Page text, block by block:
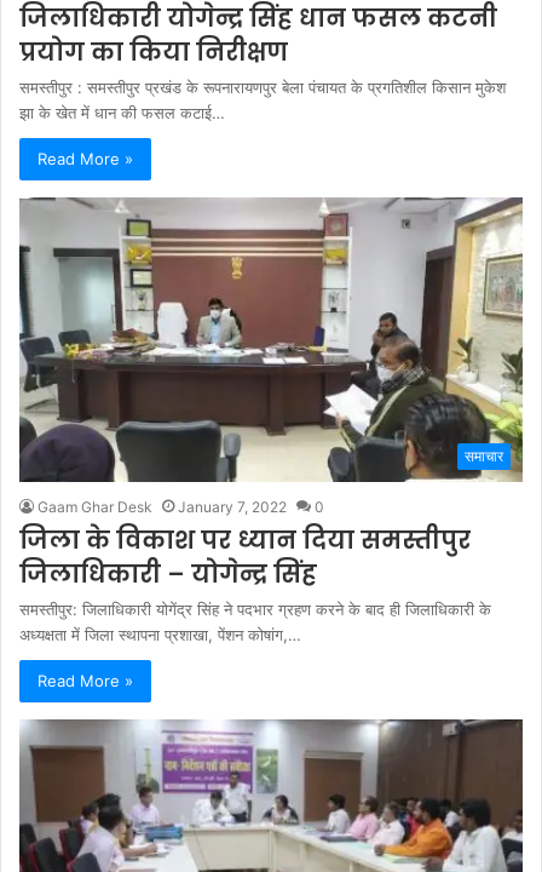
जिलाधिकारी योगेन्द्र सिंह धान फसल कटनी
प्रयोग का किया निरीक्षण
समस्तीपुर : समस्तीपुर प्रखंड के रूपनारायणपुर बेला पंचायत के प्रगतिशील किसान मुकेश
झा के खेत में धान की फसल कटाई…
Read More »
समाचार
Gaam Ghar Desk January 7, 2022 0
जिला के विकाश पर ध्यान दिया समस्तीपुर
जिलाधिकारी – योगेन्द्र सिंह
समस्तीपुर: जिलाधिकारी योगेंद्र सिंह ने पदभार ग्रहण करने के बाद ही जिलाधिकारी के
अध्यक्षता में जिला स्थापना प्रशाखा, पेंशन कोषांग,…
Read More »